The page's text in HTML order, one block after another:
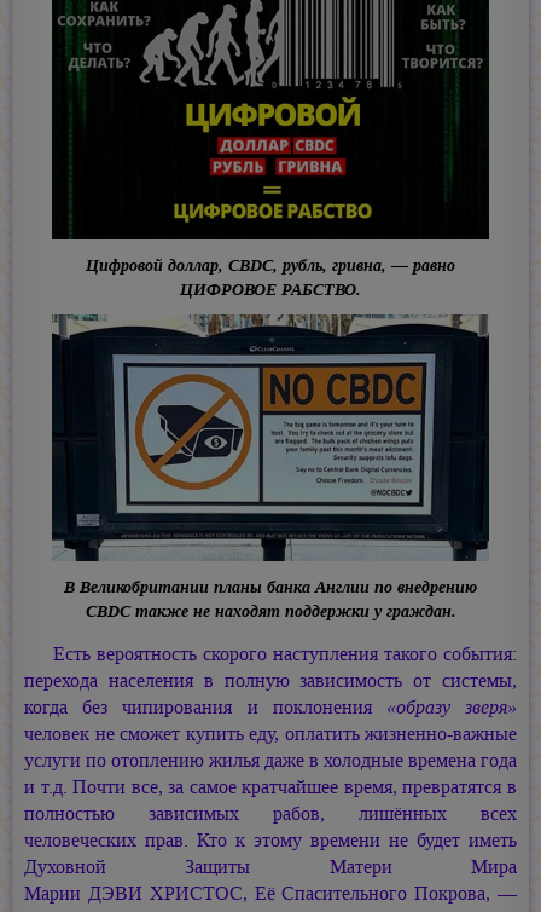
Цифровой доллар, CBDC, рубль, гривна, — равно
ЦИФРОВОЕ РАБСТВО.
В Великобритании планы банка Англии по внедрению
CBDC также не находят поддержки у граждан.
Есть вероятность скорого наступления такого события:
перехода населения в полную зависимость от системы,
когда без чипирования и поклонения «образу зверя»
человек не сможет купить еду, оплатить жизненно-важные
услуги по отоплению жилья даже в холодные времена года
и т.д. Почти все, за самое кратчайшее время, превратятся в
полностью зависимых рабов, лишённых всех
человеческих прав. Кто к этому времени не будет иметь
Духовной Защиты Матери Мира
Марии ДЭВИ ХРИСТОС, Её Спасительного Покрова, —